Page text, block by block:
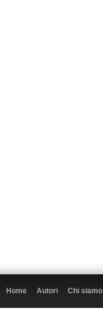
Home Autori Chi siamo